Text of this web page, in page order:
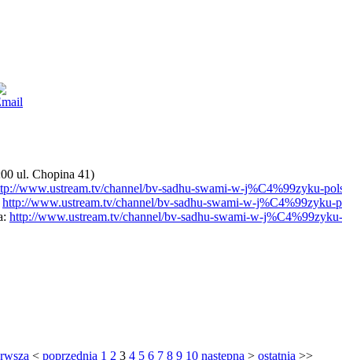
ul. Chopina 41)
www.ustream.tv/channel/bv-sadhu-swami-w-j%C4%99zyku-
http://www.ustream.tv/channel/bv-sadhu-swami-w-j%C4%99zyku-
http://www.ustream.tv/channel/bv-sadhu-swami-w-
< poprzednia 1 2 3 4 5 6 7 8 9 10 następna > ostatnia >>